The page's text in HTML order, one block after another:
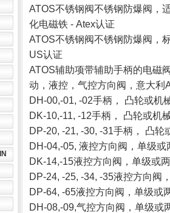
ATOS不锈钢阀不锈钢防爆阀，
化电磁铁 - Atex认证
ATOS不锈钢阀不锈钢防爆阀，
US认证
ATOS辅助项带辅助手柄的电磁
动，液控，气控方向阀，意大利
DH-00,-01, -02手柄， 凸轮或机
DK-10,-11, -12手柄， 凸轮或机
DP-20, -21, -30, -31手柄， 凸
DH-04,-05, 液控方向阀，单级
DK-14,-15液控方向阀，单级或
DP-24, -25, -34, -35液控方向阀
DP-64, -65液控方向阀，单级或
DH-08,-09,气控方向阀，单级或